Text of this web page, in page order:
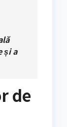
și a
de